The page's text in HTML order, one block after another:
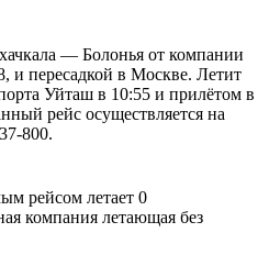
— Болонья от компании
и пересадкой в Москве. Летит
Уйташ в 10:55 и прилётом в
рейс осуществляется на
800.
рейсом летает 0
компания летающая без